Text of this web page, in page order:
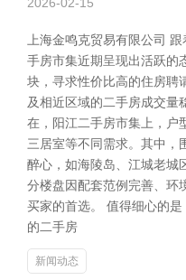
上海金鸣克贸易有限公司
手房市集近期呈现出活跃的
块，寻求性价比高的住房聘
及相近区域的二手房成交量
在，阳江二手房市集上，户
三居室等不同需求。其中，
醉心，如海陵岛、江城老城
分楼盘因配套范例完善、环
买家的首选。 值得细心的
的二手房
新闻动态